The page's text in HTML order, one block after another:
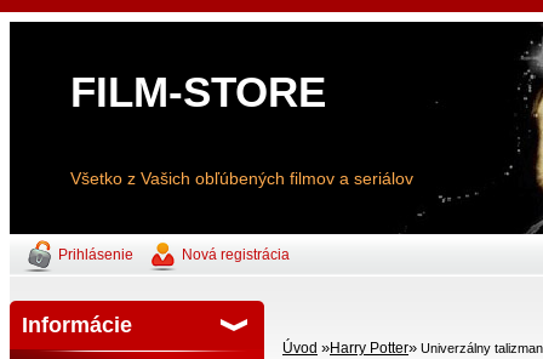
FILM-STORE
Všetko z Vašich obľúbených filmov a seriálov
Prihlásenie Nová registrácia
Informácie
Úvod »Harry Potter» Univerzálny